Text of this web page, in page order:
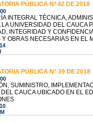
PÚBLICA Nº 42 DE 2018
INTEGRAL TÉCNICA,
UNIVERSIDAD DEL CAUCA
INTEGRIDAD Y
Y OBRAS NECESARIAS EN EL
PÚBLICA N° 39 DE 2018
SUMINISTRO,
CAUCA UBICADO EN EL